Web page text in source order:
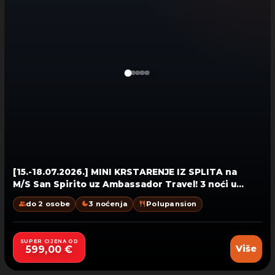
[15.-18.07.2026.] MINI KRSTARENJE IZ SPLITA na
M/S San Spirito uz Ambassador Travel! 3 noći uz
doručak, 2 ručka i VEČERU DOBRODOŠLICE
posjet otocima Hvar, Vis i Biševo i VODITELJA
putovanja!
groupdo 2 osobe dark_mode3 noćenja restaurant Polupansion
SUPER CIJENA OD
599,00 € Više